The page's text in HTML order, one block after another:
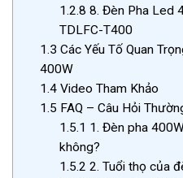
1.2.8 8. Đèn Pha Led
TDLFC-T400
1.3 Các Yếu Tố Quan
400W
1.4 Video Tham Khảo
1.5 FAQ – Câu Hỏi
1.5.1 1. Đèn pha
không?
1.5.2 2. Tuổi thọ của